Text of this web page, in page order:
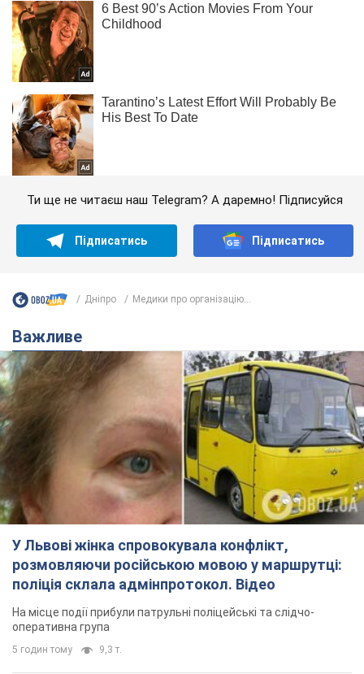
Ти ще не читаєш наш Telegram? А даремно! Підписуйся
Підписатись Підписатись
Дніпро Медики про організацію...
Важливе
У Львові жінка спровокувала конфлікт,
розмовляючи російською мовою у маршрутці:
поліція склала адмінпротокол. Відео
На місце події прибули патрульні поліцейські та слідчо-
оперативна група
5 годин тому 9,3 т.